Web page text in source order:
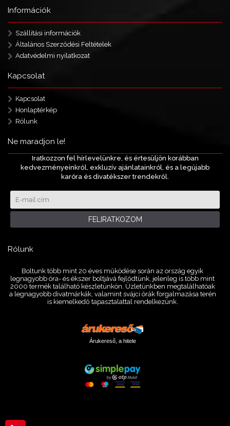
Információk
Szállítási információk
Általános Szerződési Feltételek
Adatvédelmi nyilatkozat
Kapcsolat
Kapcsolat
Honlaptérkép
Rólunk
Ne maradjon le!
Iratkozzon fel hírlevelünkre, és értesüljön korábban
kedvezményeinkről, exkluzív ajánlatainkról, és a legújabb
karóra és divatékszer trendekről.
FELIRATKOZOM
Rólunk
Boltunk több mint 20 éves működése során az ország egyik
legnagyobb óra- és ékszer boltjává fejlődtünk, jelenleg is több mint
2000 termék található készletünkön. Üzletünkben megtalálhatóak
a legnagyobb divatmárkák, valamint svájci órák forgalmazása terén
is kiemelkedő tapasztalattal rendelkezünk.
Árukereső, a hitele